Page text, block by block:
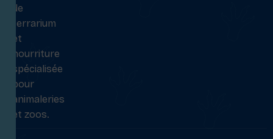
de
terrarium
et
nourriture
spécialisée
pour
animaleries
et zoos.